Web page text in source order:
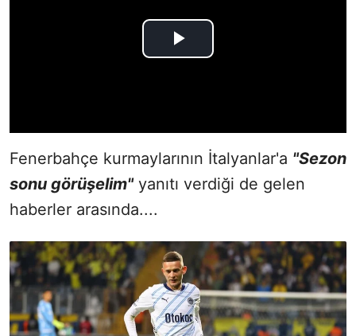
Fenerbahçe kurmaylarının İtalyanlar'a "Sezon
sonu görüşelim"yanıtı verdiği de gelen
haberler arasında....